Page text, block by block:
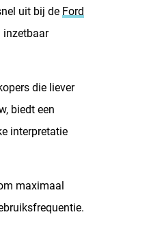
uit bij de Ford
inzetbaar
die liever
biedt een
interpretatie
maximaal